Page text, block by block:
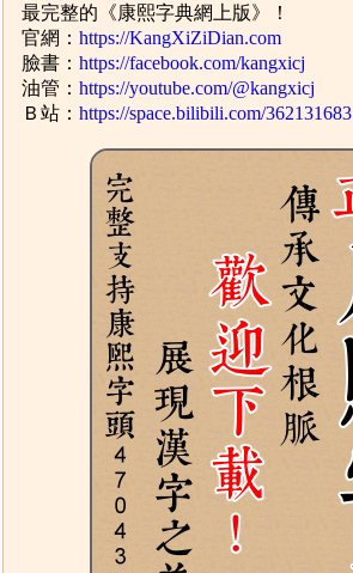
最完整的《康熙字典網上版》！
官網：https://KangXiZiDian.com
臉書：https://facebook.com/kangxicj
油管：https://youtube.com/@kangxicj
Ｂ站：https://space.bilibili.com/362131683